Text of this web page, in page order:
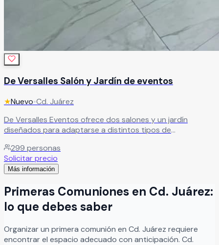
De Versalles Salón y Jardín de eventos
★Nuevo•Cd. Juárez
De Versalles Eventos ofrece dos salones y un jardín
diseñados para adaptarse a distintos tipos de
desde bodas íntimas hasta quinceañeras y eventos
corporativos elegantes, con capacidad para 150 a 300
invitados, brindando comodidad y un ambiente ideal para
299 personas
Solicitar precio
Más información
Primeras Comuniones en Cd. Juárez:
lo que debes saber
Organizarun primera comunión en Cd. Juárez requiere
encontrar el espacio adecuado con anticipación. Cd.